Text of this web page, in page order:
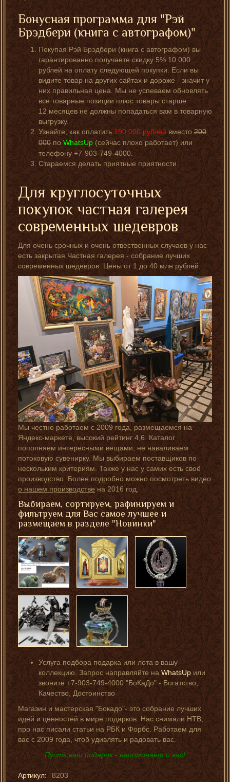
Бонусная программа для "Рэй
Брэдбери (книга с автографом)"
Покупая Рэй Брэдбери (книга с автографом) вы
гарантированно получаете скидку 5% 10 000
рублей на оплату следующей покупки. Если вы
видите товар на других сайтах и дороже - значит у
них правильная цена. Мы не успеваем обновлять
все товарные позиции плюс товары старше
12 месяцев не должны попадаться вам в товарную
выгрузку.
Узнайте, как оплатить190 000 рублейвместо200
000по WhatsUp (сейчас плохо работает) или
телефону +7-903-749-4000.
Стараемся делать приятные приятности.
Для круглосуточных
покупок частная галерея
современных шедевров
Для очень срочных и очень отвественных случаев у нас
есть закрытая Частная галерея - собрание лучших
современных шедевров. Цены от 1 до 40 млн рублей.
Мы честно работаем с 2009 года, размещаемся на
Яндекс-маркете, высокий рейтинг 4,6. Каталог
пополняем интересными вещами, не наваливаем
потоковую сувенирку. Мы выбираем поставщиков по
нескольким критериям. Также у нас у самих есть своё
производство. Более подробно можно посмотретьвидео
о нашем производстве на 2016 год.
Выбираем, сортируем, рафинируем и
фильтруем для Вас самое лучшее и
размещаем в разделе "Новинки"
Услуга подбора подарка или лота в вашу
коллекцию. Запрос направляйте наWhatsUpили
звоните +7-903-749-4000 "БоКаДо" - Богатство,
Качество, Достоинство
Магазин и мастерская "Бокадо"- это собрание лучших
идей и ценностей в мире подарков. Нас снимали НТВ,
про нас писали статьи на РБК и Форбс. Работаем для
вас с 2009 года, чтоб удивлять и радовать вас.
Пусть ваш подарок - напоминает о вас!
Артикул: 8203